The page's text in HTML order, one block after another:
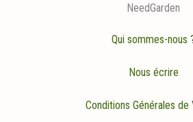
NeedGarden
Qui sommes-nous
Nous écrire
Conditions Générales de